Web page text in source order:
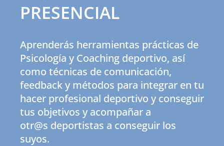
PRESENCIAL
Aprenderás herramientas prácticas de
Psicología y Coaching deportivo, así
como técnicas de comunicación,
feedback y métodos para integrar en tu
hacer profesional deportivo y conseguir
tus objetivos y acompañar a
otr@s deportistas a conseguir los
suyos.